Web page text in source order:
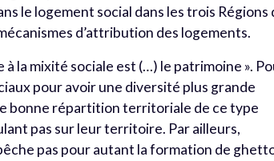
le logement social dans les trois Régions
d’attribution des logements.
la mixité sociale est (…) le patrimoine ».
pour avoir une diversité plus grande
bonne répartition territoriale de ce type
pas sur leur territoire. Par ailleurs,
pas pour autant la formation de